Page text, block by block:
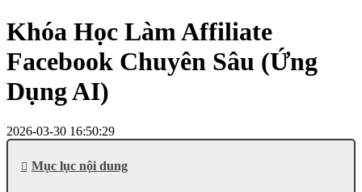
Khóa Học Làm Affiliate
Facebook Chuyên Sâu (Ứng
Dụng AI)
2026-03-30 16:50:29
Mục lục nội dung